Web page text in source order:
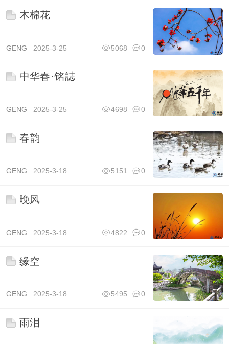
木棉花
GENG 2025-3-25 0
5068
中华春·铭誌
GENG 2025-3-25 0
4698
春韵
GENG 2025-3-18 0
5151
晚风
GENG 2025-3-18 0
4822
缘空
GENG 2025-3-18 0
5495
雨泪